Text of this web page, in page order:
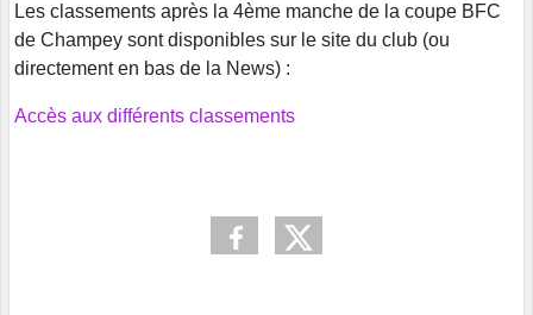
Les classements après la 4ème manche de la coupe BFC
de Champey sont disponibles sur le site du club (ou
directement en bas de la News) :
Accès aux différents classements